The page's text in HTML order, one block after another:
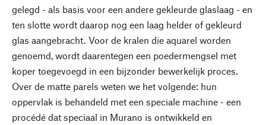
gelegd - als basis voor een andere gekleurde glaslaag - en
ten slotte wordt daarop nog een laag helder of gekleurd
glas aangebracht. Voor de kralen die aquarel worden
genoemd, wordt daarentegen een poedermengsel met
koper toegevoegd in een bijzonder bewerkelijk proces.
Over de matte parels weten we het volgende: hun
oppervlak is behandeld met een speciale machine - een
procédé dat speciaal in Murano is ontwikkeld en